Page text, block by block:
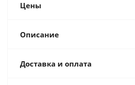
Цены
Описание
Доставка и оплата